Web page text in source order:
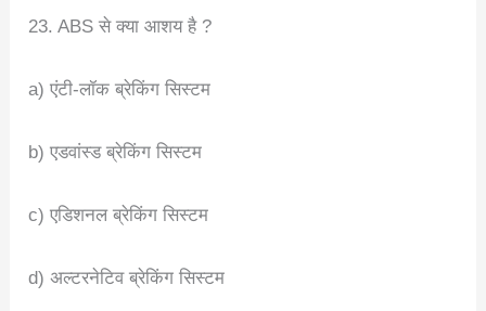
23. ABS से क्या आशय है ?
a) एंटी-लॉक ब्रेकिंग सिस्टम
b) एडवांस्ड ब्रेकिंग सिस्टम
c) एडिशनल ब्रेकिंग सिस्टम
d) अल्टरनेटिव ब्रेकिंग सिस्टम